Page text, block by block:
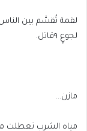
لقمة تُقسَّم بين
لجوعٍ ٩قاتل.
مازن…
مياه الشرب تعطلت